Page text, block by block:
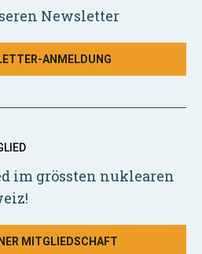
Newsletter
ANMELDUNG
im grössten nuklearen
MITGLIEDSCHAFT